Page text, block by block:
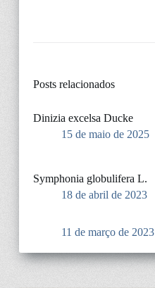
Posts relacionados
Dinizia excelsa Ducke
15 de maio de 2025
Symphonia globulifera L.
18 de abril de 2023
11 de março de 2023